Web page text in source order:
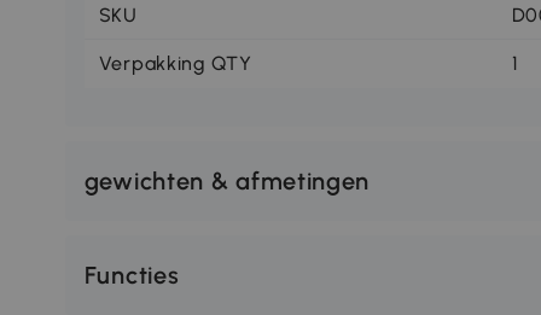
SKU
Verpakking QTY 1
gewichten & afmetingen
Functies